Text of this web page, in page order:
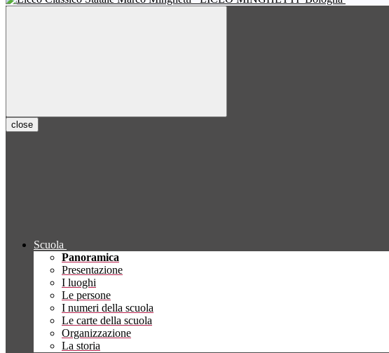
close
Scuola
Panoramica
Presentazione
I luoghi
Le persone
I numeri della scuola
Le carte della scuola
Organizzazione
La storia